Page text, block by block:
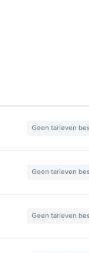
Geen tarieven
Geen tarieven
Geen tarieven